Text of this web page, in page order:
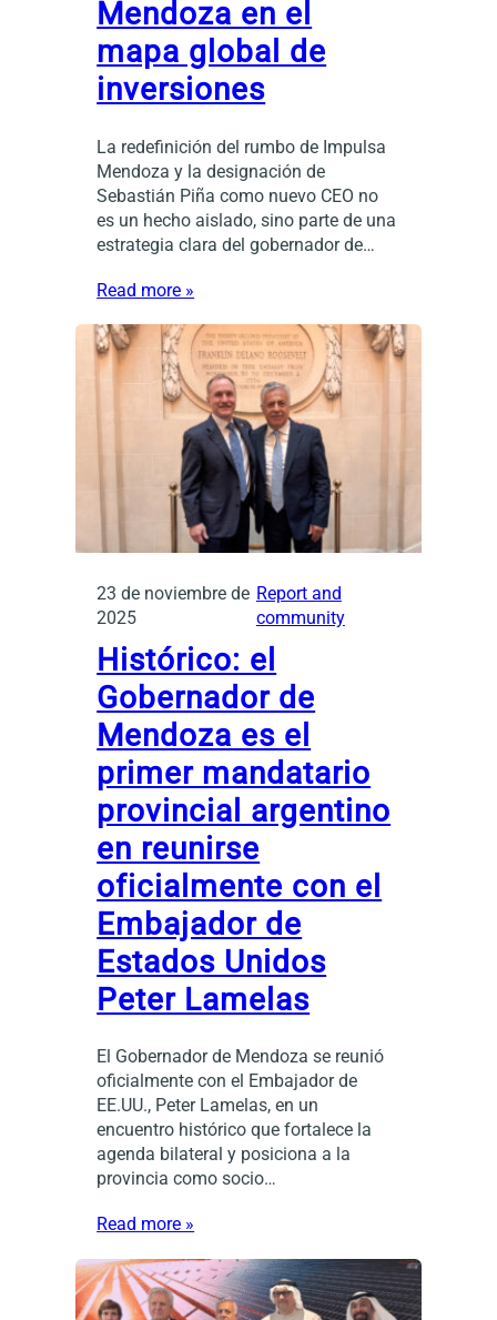
Mendoza en el
mapa global de
inversiones
La redefinición del rumbo de Impulsa
Mendoza y la designación de
Sebastián Piña como nuevo CEO no
es un hecho aislado, sino parte de una
estrategia clara del gobernador de…
Read more »
23 de noviembre de
2025
Report and
community
Histórico: el
Gobernador de
Mendoza es el
primer mandatario
provincial argentino
en reunirse
oficialmente con el
Embajador de
Estados Unidos
Peter Lamelas
El Gobernador de Mendoza se reunió
oficialmente con el Embajador de
EE.UU., Peter Lamelas, en un
encuentro histórico que fortalece la
agenda bilateral y posiciona a la
provincia como socio…
Read more »